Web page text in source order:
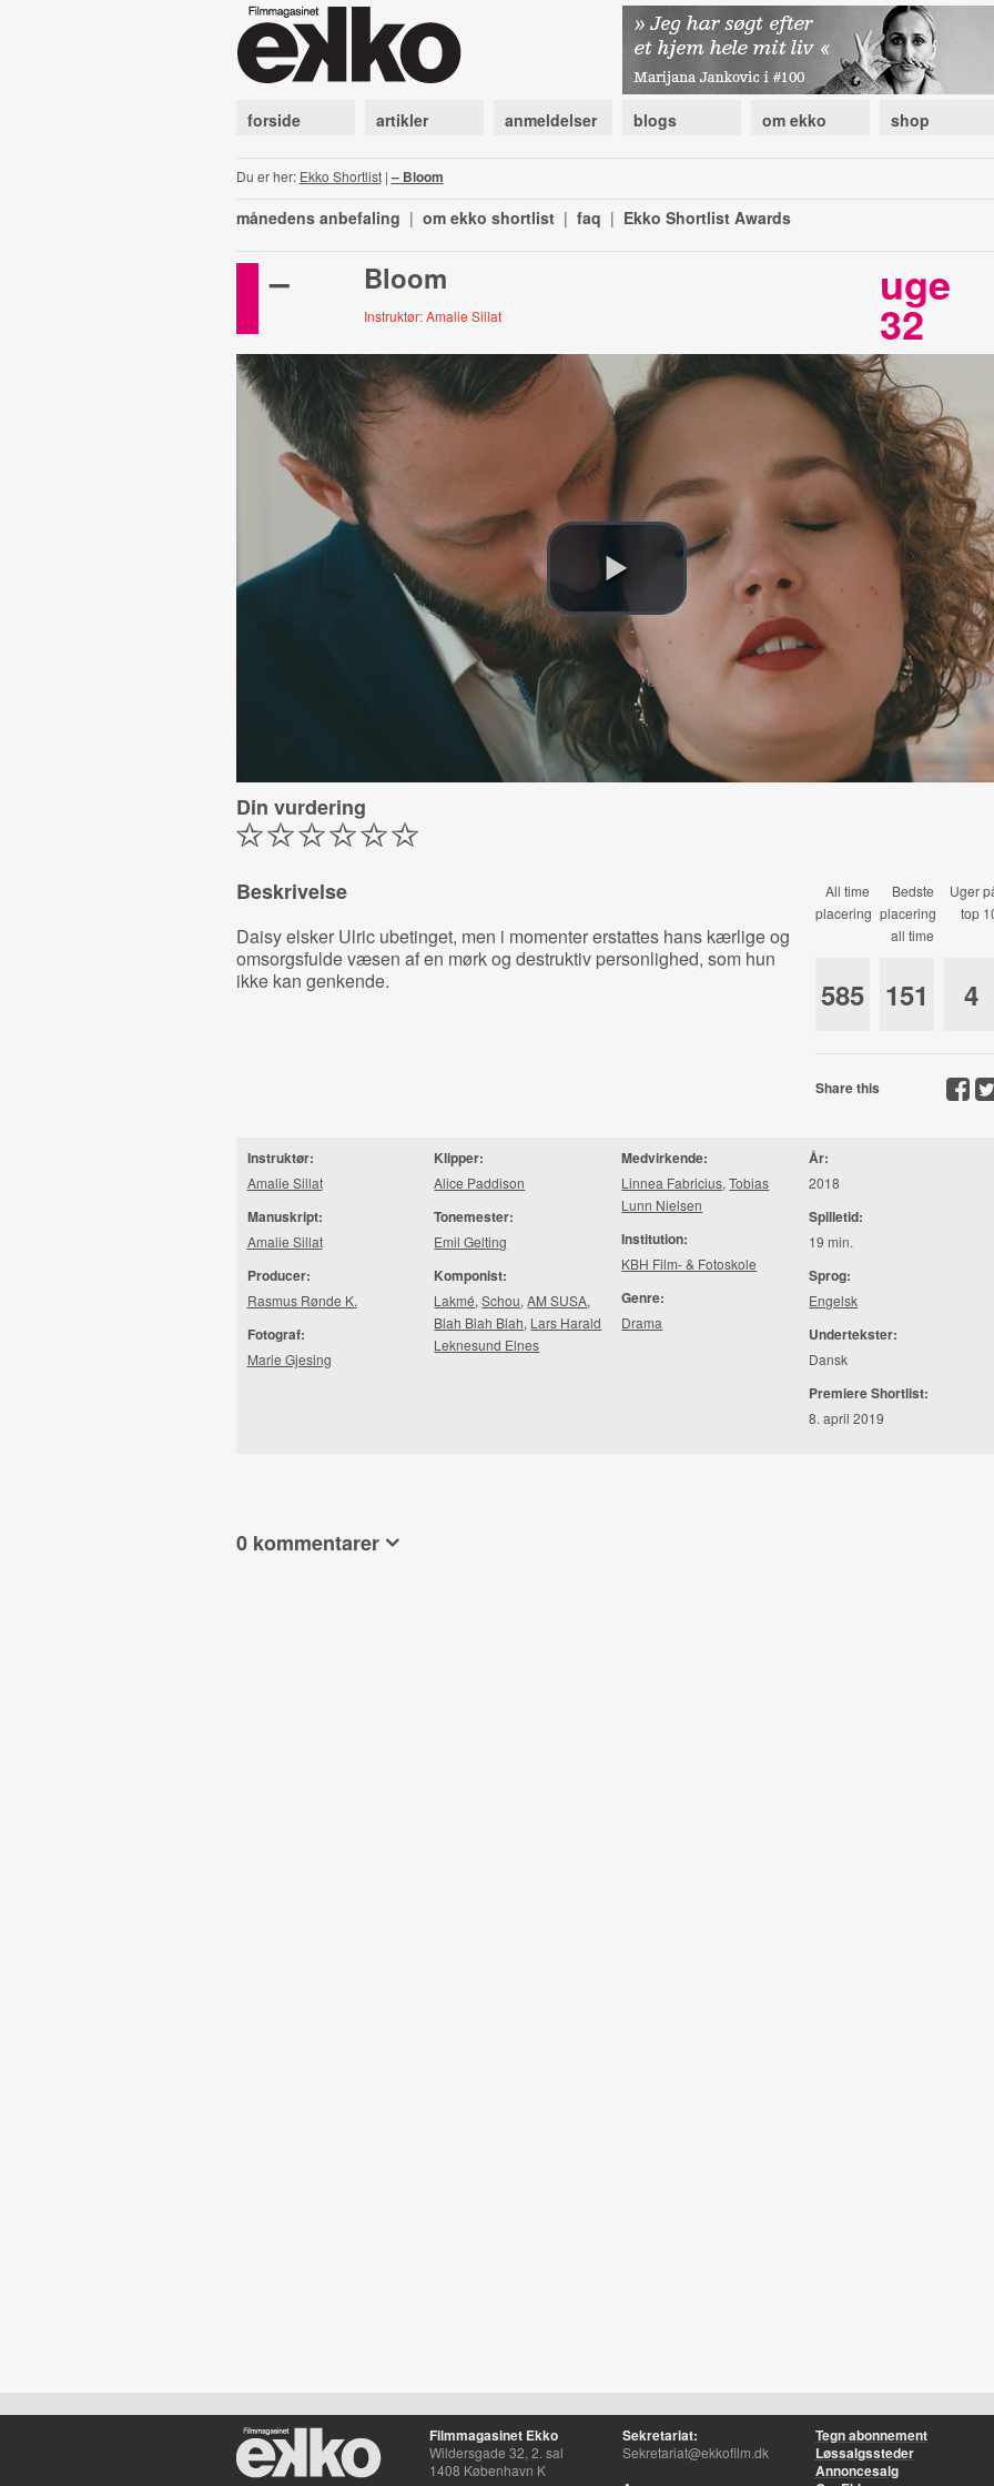
forside artikler anmeldelser blogs om ekko shop
Du er her: Ekko Shortlist| – Bloom
månedens anbefaling | om ekko shortlist | faq | Ekko Shortlist Awards
– Bloom
Instruktør: Amalie Sillat
uge
32
Din vurdering
Beskrivelse
Daisy elsker Ulric ubetinget, men i momenter erstattes hans kærlige og
omsorgsfulde væsen af en mørk og destruktiv personlighed, som hun
ikke kan genkende.
All time
placering
Bedste
placering
all time
Uger
top
585 151 4
Share this
Instruktør:
Amalie Sillat
Manuskript:
Amalie Sillat
Producer:
Rasmus Rønde K.
Fotograf:
Marie Gjesing
Klipper:
Alice Paddison
Tonemester:
Emil Gelting
Komponist:
Lakmé,Schou,AM SUSA,
Blah Blah Blah, Lars Harald
Leknesund Elnes
Medvirkende:
Linnea Fabricius,Tobias
Lunn Nielsen
Institution:
KBH Film- & Fotoskole
Genre:
Drama
År:
2018
Spilletid:
19 min.
Sprog:
Engelsk
Undertekster:
Dansk
Premiere Shortlist:
8. april 2019
0 kommentarer
Filmmagasinet Ekko
Wildersgade 32, 2. sal
1408 København K
Sekretariat:
Sekretariat@ekkofilm.dk
Tegn abonnement
Løssalgssteder
Annoncesalg